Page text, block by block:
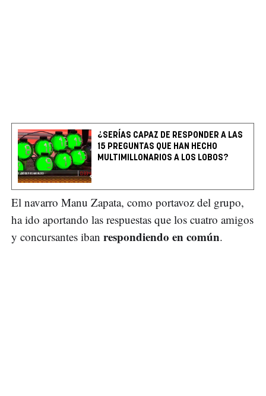
¿SERÍAS CAPAZ DE RESPONDER A LAS
15 PREGUNTAS QUE HAN HECHO
MULTIMILLONARIOS A LOS LOBOS?
El navarro Manu Zapata, como portavoz del grupo,
ha ido aportando las respuestas que los cuatro amigos
y concursantes iban respondiendo en común.